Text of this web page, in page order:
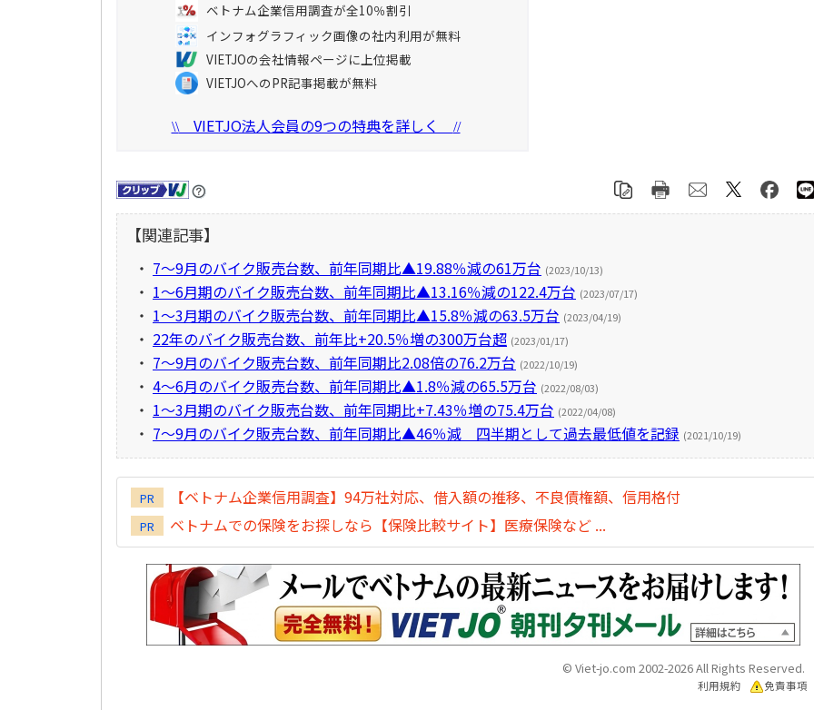
ベトナム企業信用調査が全10％割引
インフォグラフィック画像の社内利用が無料
VIETJOの会社情報ページに上位掲載
VIETJOへのPR記事掲載が無料
\\VIETJO法人会員の9つの特典を詳しく //
【関連記事】
・ 7～9月のバイク販売台数、前年同期比▲19.88％減の61万台 (2023/10/13)
・ 1～6月期のバイク販売台数、前年同期比▲13.16％減の122.4万台 (2023/07/17)
・ 1～3月期のバイク販売台数、前年同期比▲15.8％減の63.5万台 (2023/04/19)
・ 22年のバイク販売台数、前年比+20.5％増の300万台超 (2023/01/17)
・ 7～9月のバイク販売台数、前年同期比2.08倍の76.2万台 (2022/10/19)
・ 4～6月のバイク販売台数、前年同期比▲1.8％減の65.5万台 (2022/08/03)
・ 1～3月期のバイク販売台数、前年同期比+7.43％増の75.4万台 (2022/04/08)
・ 7～9月のバイク販売台数、前年同期比▲46％減 四半期として過去最低値を記録 (2021/10/19)
PR 【ベトナム企業信用調査】94万社対応、借入額の推移、不良債権額、信用格付
PR ベトナムでの保険をお探しなら【保険比較サイト】医療保険など ...
© Viet-jo.com 2002-2026 All Rights Reserved.
利用規約 免責事項